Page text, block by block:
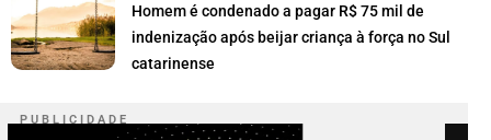
Homem é condenado a pagar R$ 75 mil de
indenização após beijar criança à força no Sul
catarinense
P U B L I C I D A D E